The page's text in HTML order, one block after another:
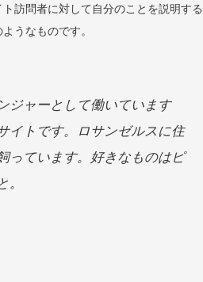
訪問者に対して自分のことを説明する
うなものです。
ジャーとして働いています
イトです。ロサンゼルスに住
っています。好きなものはピ